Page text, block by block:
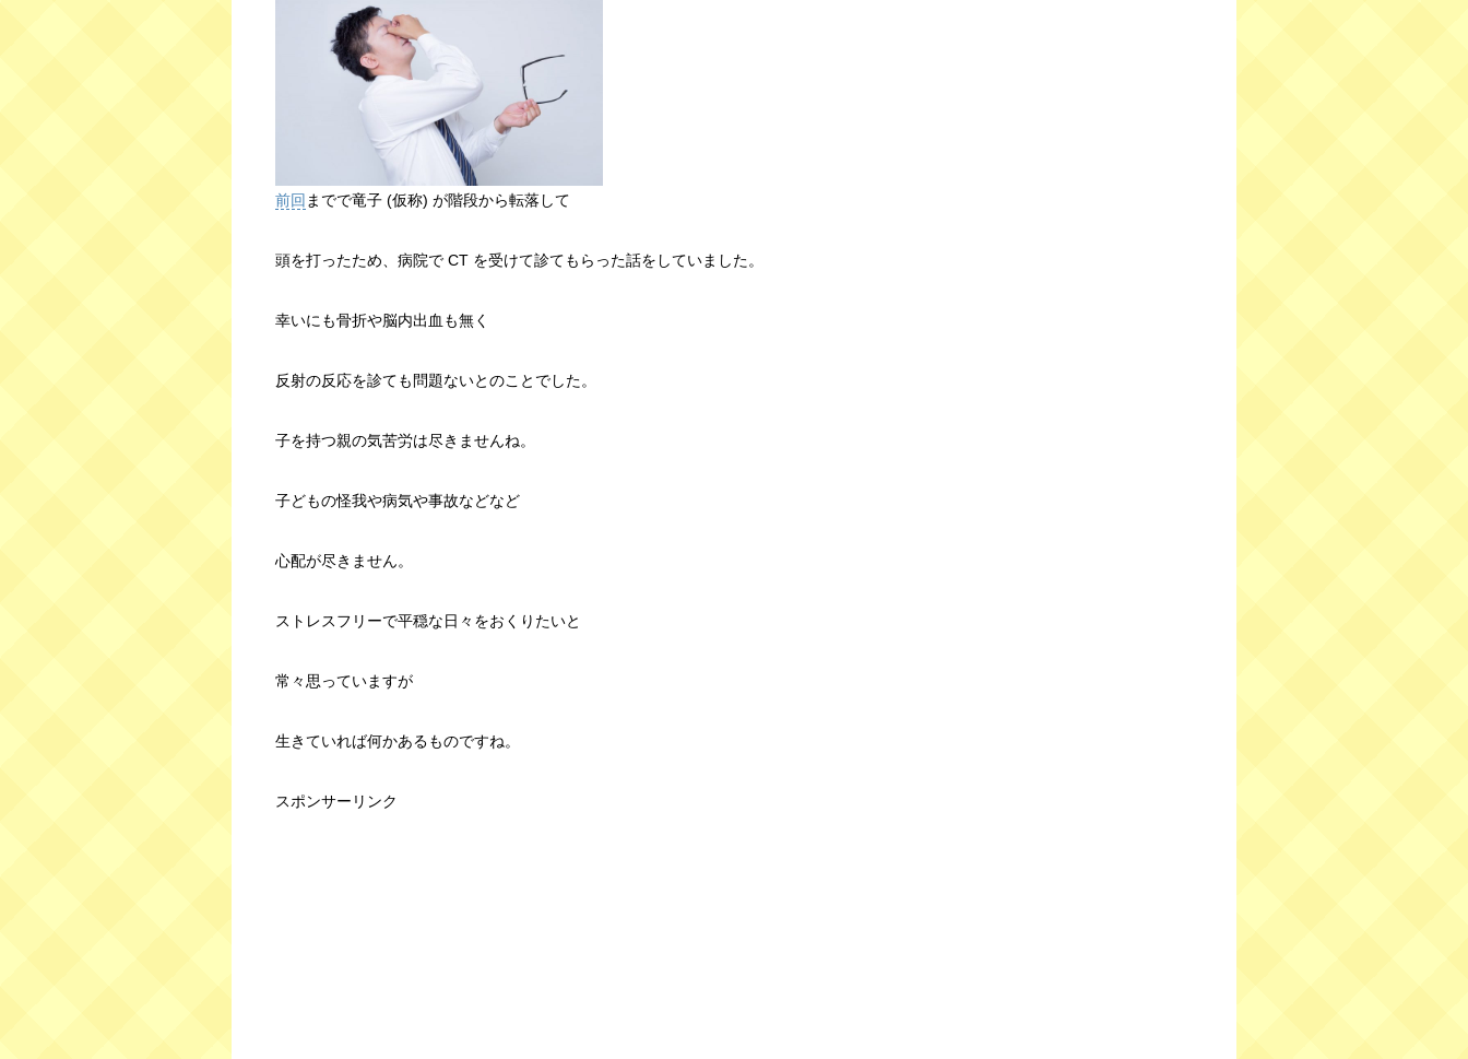
前回 までで竜子 (仮称) が階段から転落して
頭を打ったため、病院で CT を受けて診てもらった話をしていました。
幸いにも骨折や脳内出血も無く
反射の反応を診ても問題ないとのことでした。
子を持つ親の気苦労は尽きませんね。
子どもの怪我や病気や事故などなど
心配が尽きません。
ストレスフリーで平穏な日々をおくりたいと
常々思っていますが
生きていれば何かあるものですね。
スポンサーリンク